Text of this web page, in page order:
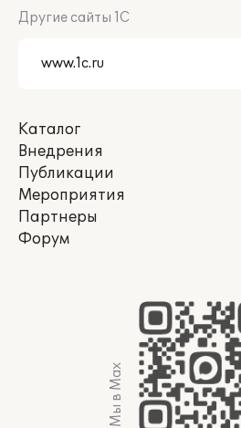
Другие сайты 1С
Каталог
Внедрения
Публикации
Мероприятия
Партнеры
Форум
Мы в Max